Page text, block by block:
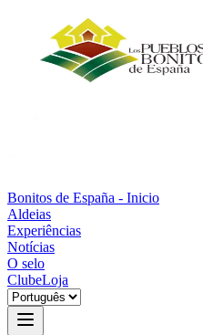
Bonitos de España - Inicio
Aldeias
Experiências
Notícias
O selo
ClubeLoja